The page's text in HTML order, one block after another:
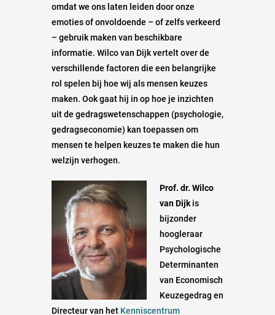
omdat we ons laten leiden door onze
emoties of onvoldoende – of zelfs verkeerd
– gebruik maken van beschikbare
informatie. Wilco van Dijk vertelt over de
verschillende factoren die een belangrijke
rol spelen bij hoe wij als mensen keuzes
maken. Ook gaat hij in op hoe je inzichten
uit de gedragswetenschappen (psychologie,
gedragseconomie) kan toepassen om
mensen te helpen keuzes te maken die hun
welzijn verhogen.
Prof. dr. Wilco
van Dijk is
bijzonder
hoogleraar
Psychologische
Determinanten
van Economisch
Keuzegedrag en
Directeur van het Kenniscentrum